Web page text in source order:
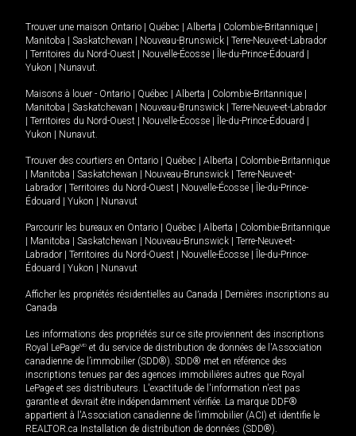
Trouver une maison Ontario Québec Alberta Colombie-Britannique
Manitoba
Saskatchewan Nouveau-Brunswick
Terre-Neuve-et-Labrador
Territoires du Nord-Ouest Nouvelle-Écosse Île-du-Prince-Édouard
Yukon
Nunavut.
Maisons à louer - Ontario Québec Alberta Colombie-Britannique
Manitoba
Saskatchewan Nouveau-Brunswick
Terre-Neuve-et-Labrador
Territoires du Nord-Ouest Nouvelle-Écosse Île-du-Prince-Édouard
Yukon
Nunavut.
Trouver des courtiers en Ontario Québec Alberta
Colombie-Britannique
Manitoba Saskatchewan Nouveau-Brunswick
Terre-Neuve-et-
Labrador
Territoires du Nord-Ouest Nouvelle-Écosse
Île-du-Prince-
Édouard
Yukon Nunavut
Parcourir les bureaux en Ontario Québec Alberta
Colombie-Britannique
Manitoba Saskatchewan Nouveau-Brunswick
Terre-Neuve-et-
Labrador
Territoires du Nord-Ouest Nouvelle-Écosse
Île-du-Prince-
Édouard
Yukon Nunavut
Afficher les propriétés résidentielles au Canada
Dernières inscriptions au
Canada
Les informations des propriétés sur ce site proviennent des inscriptions
Royal LePageMD et du service de distribution de données de l'Association
canadienne de l’immobilier (SDD®). SDD® met en référence des
inscriptions tenues par des agences immobilières autres que Royal
LePage et ses distributeurs. L'exactitude de l'information n'est pas
garantie et devrait être indépendamment vérifiée. La marque DDF®
appartient à l'Association canadienne de l’immobilier (ACI) et identifie le
REALTOR.ca Installation de distribution de données (SDD®).